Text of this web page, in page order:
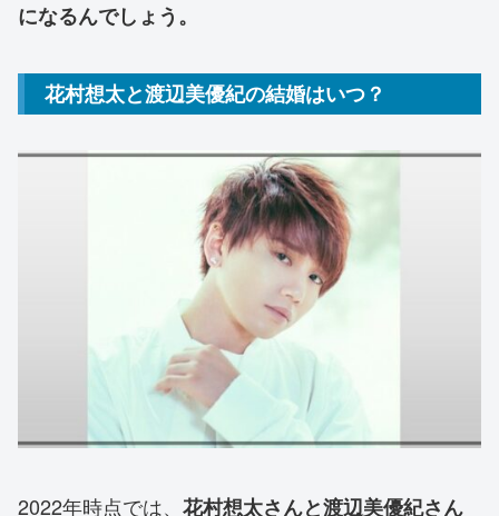
になるんでしょう。
花村想太と渡辺美優紀の結婚はいつ？
2022年時点では、 花村想太さんと渡辺美優紀さん